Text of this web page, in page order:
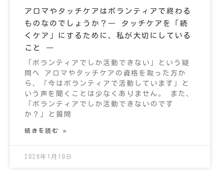
アロマやタッチケアはボランティアで終わる
ものなのでしょうか？― タッチケアを「続
くケア」にするために、私が大切にしている
こと ―
「ボランティアでしか活動できない」という疑
問へ アロマやタッチケアの資格を取った方か
ら、「今はボランティアで活動しています」と
いう声を聞くことは少なくありません。 また、
「ボランティアでしか活動できないのです
か？」と質問
続きを読む »
2026年1月19日